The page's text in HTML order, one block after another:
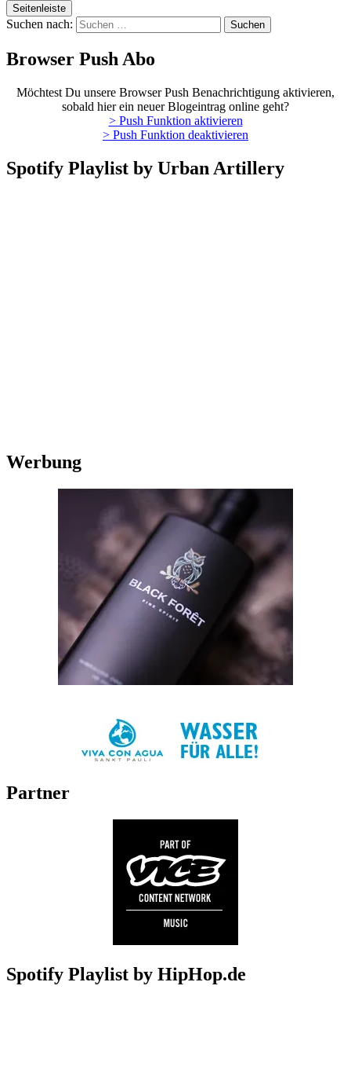
Seitenleiste
Suchen nach:
Browser Push Abo
Möchtest Du unsere Browser Push Benachrichtigung aktivieren,
sobald hier ein neuer Blogeintrag online geht?
> Push Funktion aktivieren
> Push Funktion deaktivieren
Spotify Playlist by Urban Artillery
Werbung
Partner
Spotify Playlist by HipHop.de